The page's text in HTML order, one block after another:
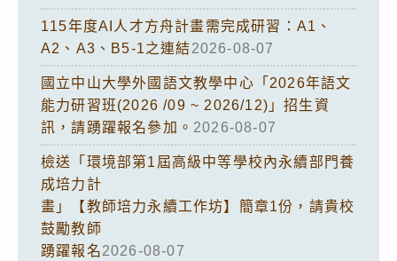
115年度AI人才方舟計畫需完成研習：A1、
A2、A3、B5-1之連結2026-08-07
國立中山大學外國語文教學中心「2026年語文
能力研習班(2026 /09 ~ 2026/12)」招生資
訊，請踴躍報名參加。 2026-08-07
檢送「環境部第1屆高級中等學校內永續部門養
成培力計
畫」【教師培力永續工作坊】簡章1份，請貴校
鼓勵教師
踴躍報名2026-08-07